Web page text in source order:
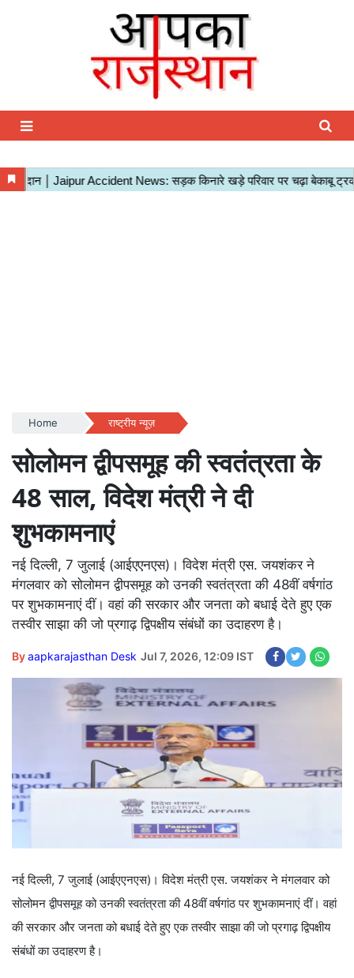
Home राष्ट्रीय न्यूज़
सोलोमन द्वीपसमूह की स्वतंत्रता के
48 साल, विदेश मंत्री ने दी
शुभकामनाएं
नई दिल्ली, 7 जुलाई (आईएएनएस)। विदेश मंत्री एस. जयशंकर ने
मंगलवार को सोलोमन द्वीपसमूह को उनकी स्वतंत्रता की 48वीं वर्षगांठ
पर शुभकामनाएं दीं। वहां की सरकार और जनता को बधाई देते हुए एक
तस्वीर साझा की जो प्रगाढ़ द्विपक्षीय संबंधों का उदाहरण है।
Byaapkarajasthan Desk Jul 7, 2026, 12:09 IST
नई दिल्ली, 7 जुलाई (आईएएनएस)। विदेश मंत्री एस. जयशंकर ने मंगलवार को
सोलोमन द्वीपसमूह को उनकी स्वतंत्रता की 48वीं वर्षगांठ पर शुभकामनाएं दीं। वहां
की सरकार और जनता को बधाई देते हुए एक तस्वीर साझा की जो प्रगाढ़ द्विपक्षीय
संबंधों का उदाहरण है।